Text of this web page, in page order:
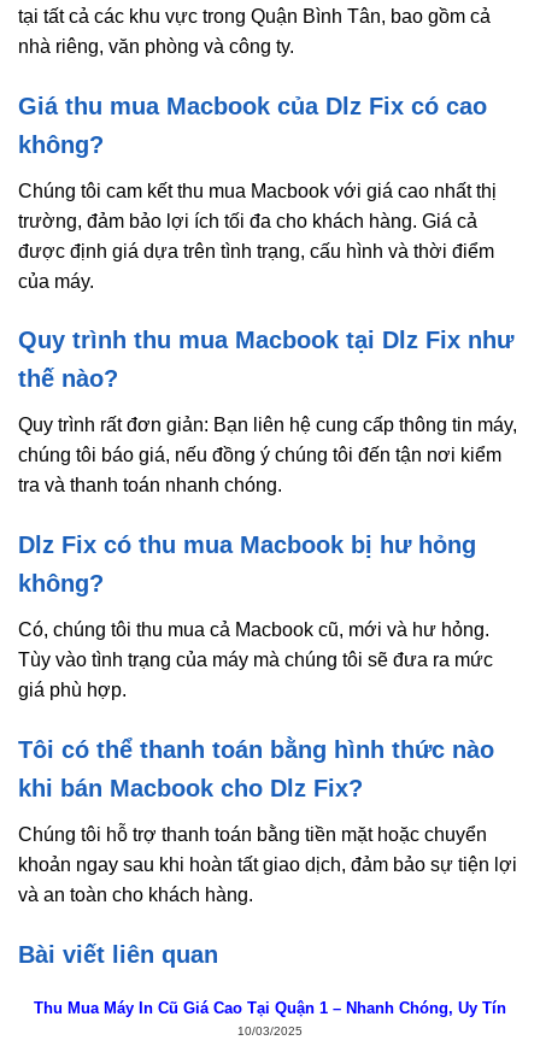
tại tất cả các khu vực trong Quận Bình Tân, bao gồm cả
nhà riêng, văn phòng và công ty.
Giá thu mua Macbook của Dlz Fix có cao
không?
Chúng tôi cam kết thu mua Macbook với giá cao nhất thị
trường, đảm bảo lợi ích tối đa cho khách hàng. Giá cả
được định giá dựa trên tình trạng, cấu hình và thời điểm
của máy.
Quy trình thu mua Macbook tại Dlz Fix như
thế nào?
Quy trình rất đơn giản: Bạn liên hệ cung cấp thông tin máy,
chúng tôi báo giá, nếu đồng ý chúng tôi đến tận nơi kiểm
tra và thanh toán nhanh chóng.
Dlz Fix có thu mua Macbook bị hư hỏng
không?
Có, chúng tôi thu mua cả Macbook cũ, mới và hư hỏng.
Tùy vào tình trạng của máy mà chúng tôi sẽ đưa ra mức
giá phù hợp.
Tôi có thể thanh toán bằng hình thức nào
khi bán Macbook cho Dlz Fix?
Chúng tôi hỗ trợ thanh toán bằng tiền mặt hoặc chuyển
khoản ngay sau khi hoàn tất giao dịch, đảm bảo sự tiện lợi
và an toàn cho khách hàng.
Bài viết liên quan
Thu Mua Máy In Cũ Giá Cao Tại Quận 1 – Nhanh Chóng, Uy Tín
10/03/2025